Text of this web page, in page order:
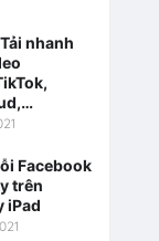
nhanh
Facebook
trên
iPad